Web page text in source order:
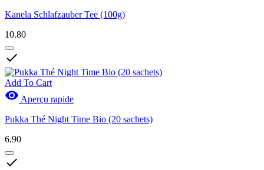
Kanela Schlafzauber Tee (100g)
10.80

Add To Cart
 Aperçu rapide
Pukka Thé Night Time Bio (20 sachets)
6.90
